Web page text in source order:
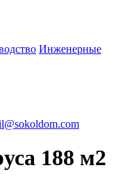
Инженерные
188 м2